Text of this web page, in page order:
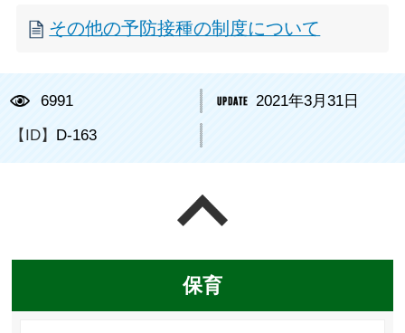
その他の予防接種の制度について
6991 2021年3月31日
【ID】 D-163
保育